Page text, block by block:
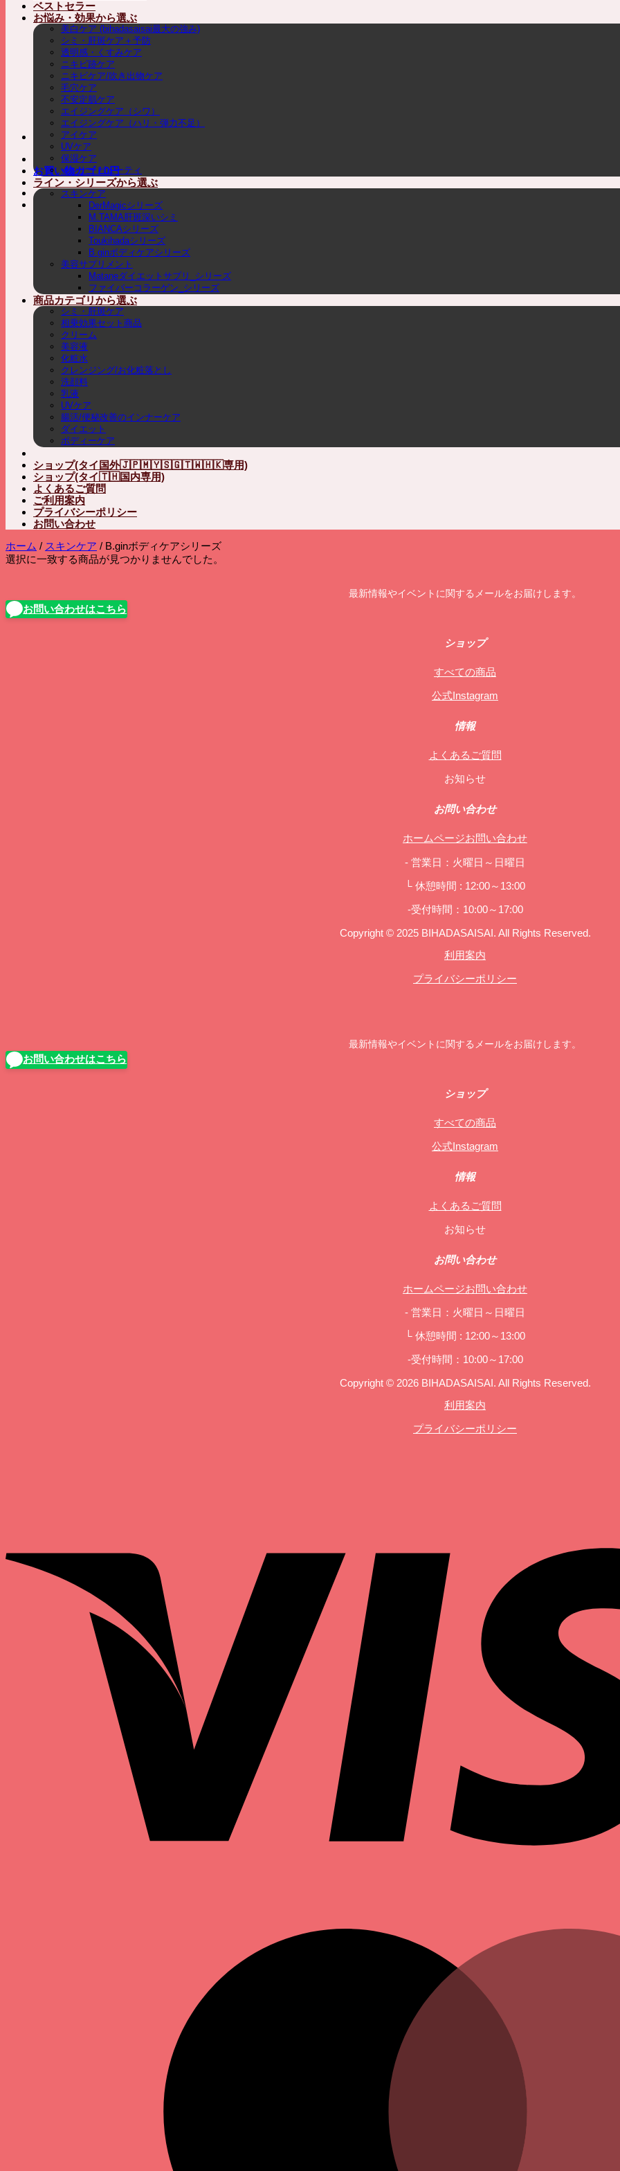
お買い物カゴ /0円
ベストセラー
お悩み・効果から選ぶ
美白ケア (bihadasaisai最大の強み)
シミ・肝斑ケア＋予防
透明感・くすみケア
ニキビ跡ケア
ニキビケア/吹き出物ケア
毛穴ケア
不安定肌ケア
エイジングケア（シワ）
エイジングケア（ハリ・弾力不足）
アイケア
UVケア
保湿ケア
インナービューティ
ライン・シリーズから選ぶ
スキンケア
DerMagicシリーズ
M.TAMA肝斑深いシミ
BIANCAシリーズ
Toukihadaシリーズ
B.ginボディケアシリーズ
美容サプリメント
Mataneダイエットサプリ_シリーズ
ファイバーコラーゲン_シリーズ
商品カテゴリから選ぶ
シミ・肝斑ケア
相乗効果セット商品
クリーム
美容液
化粧水
クレンジング/お化粧落とし
洗顔料
乳液
UVケア
腸活/便秘改善のインナーケア
ダイエット
ボディーケア
ショップ(タイ国外🇯🇵🇲🇾🇸🇬🇹🇼🇭🇰専用)
ショップ(タイ🇹🇭国内専用)
よくあるご質問
ご利用案内
プライバシーポリシー
お問い合わせ
ホーム / スキンケア / B.ginボディケアシリーズ
選択に一致する商品が見つかりませんでした。
最新情報やイベントに関するメールをお届けします。
お問い合わせはこちら
ショップ
すべての商品
公式Instagram
情報
よくあるご質問
お知らせ
お問い合わせ
ホームページお問い合わせ
- 営業日：火曜日～日曜日
└ 休憩時間 : 12:00～13:00
-受付時間：10:00～17:00
Copyright © 2025 BIHADASAISAI. All Rights Reserved.
利用案内
プライバシーポリシー
最新情報やイベントに関するメールをお届けします。
お問い合わせはこちら
ショップ
すべての商品
公式Instagram
情報
よくあるご質問
お知らせ
お問い合わせ
ホームページお問い合わせ
- 営業日：火曜日～日曜日
└ 休憩時間 : 12:00～13:00
-受付時間：10:00～17:00
Copyright © 2026 BIHADASAISAI. All Rights Reserved.
利用案内
プライバシーポリシー